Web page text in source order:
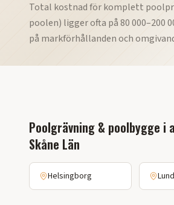
Total kostnad för komplett
poolen) ligger ofta på 80 000–200
på markförhållanden och
Poolgrävning & poolbygge i
Skåne Län
Helsingborg Lund